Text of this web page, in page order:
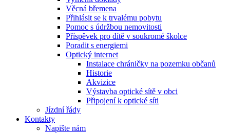
Věcná břemena
Přihlásit se k trvalému pobytu
Pomoc s údržbou nemovitosti
Příspěvek pro dítě v soukromé školce
Poradit s energiemi
Optický internet
Instalace chráničky na pozemku občanů
Historie
Akvizice
Výstavba optické sítě v obci
Připojení k optické síti
Jízdní řády
Kontakty
Napište nám